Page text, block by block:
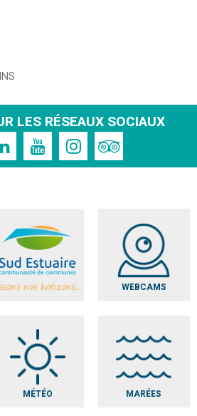
LES RÉSEAUX SOCIAUX
WEBCAMS
MÉTÉO MARÉES